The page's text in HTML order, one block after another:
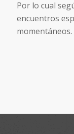
Por lo cual
encuentros
momentáneos.